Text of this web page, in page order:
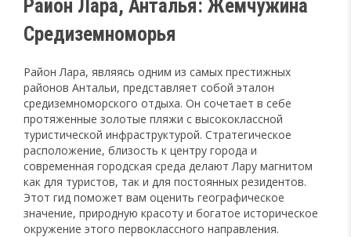
Район Лара, Анталья: Жемчужина
Средиземноморья
Район Лара, являясь одним из самых престижных
районов Антальи, представляет собой эталон
средиземноморского отдыха. Он сочетает в себе
протяженные золотые пляжи с высококлассной
туристической инфраструктурой. Стратегическое
расположение, близость к центру города и
современная городская среда делают Лару магнитом
как для туристов, так и для постоянных резидентов.
Этот гид поможет вам оценить географическое
значение, природную красоту и богатое историческое
окружение этого первоклассного направления.